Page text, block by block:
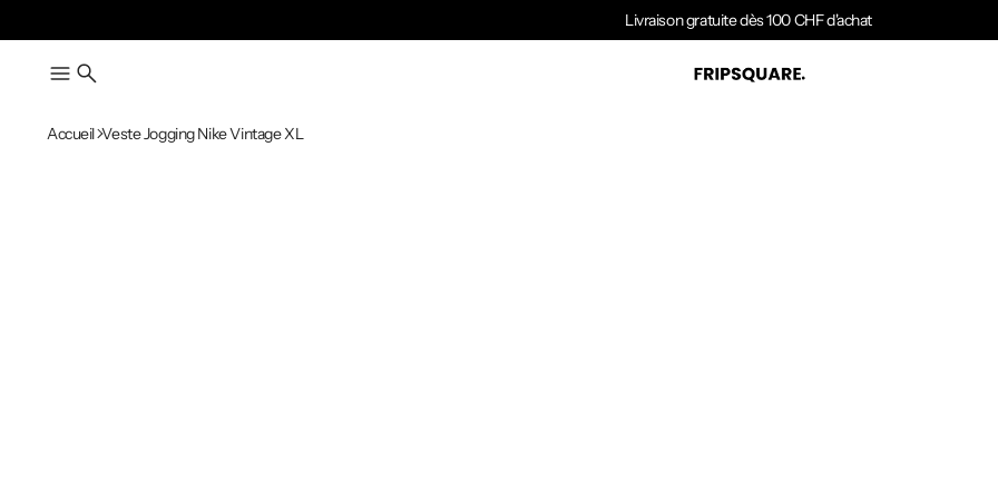
Livraison gratuite dès 100 CHF d'achat
Accueil Veste Jogging Nike Vintage XL